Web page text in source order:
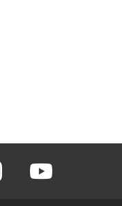
youtube